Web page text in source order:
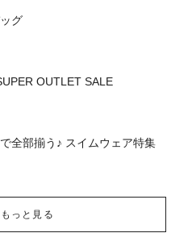
グ
OUTLET SALE
全部揃う♪ スイムウェア特集
っと見る